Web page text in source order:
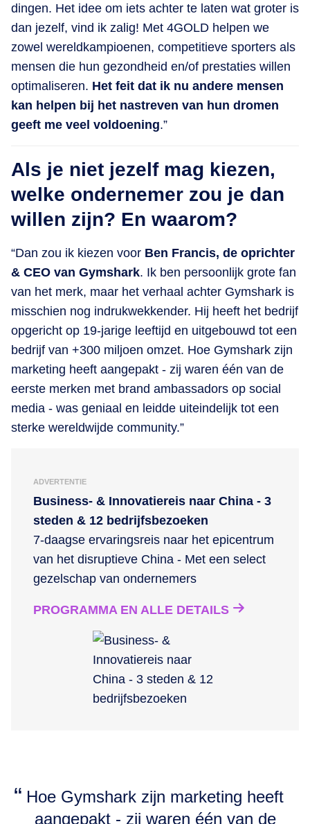
dingen. Het idee om iets achter te laten wat groter is
dan jezelf, vind ik zalig! Met 4GOLD helpen we
zowel wereldkampioenen, competitieve sporters als
mensen die hun gezondheid en/of prestaties willen
optimaliseren. Het feit dat ik nu andere mensen
kan helpen bij het nastreven van hun dromen
geeft me veel voldoening.”
Als je niet jezelf mag kiezen,
welke ondernemer zou je dan
willen zijn? En waarom?
“Dan zou ik kiezen voor Ben Francis, de oprichter
& CEO van Gymshark. Ik ben persoonlijk grote fan
van het merk, maar het verhaal achter Gymshark is
misschien nog indrukwekkender. Hij heeft het bedrijf
opgericht op 19-jarige leeftijd en uitgebouwd tot een
bedrijf van +300 miljoen omzet. Hoe Gymshark zijn
marketing heeft aangepakt - zij waren één van de
eerste merken met brand ambassadors op social
media - was geniaal en leidde uiteindelijk tot een
sterke wereldwijde community.”
ADVERTENTIE
Business- & Innovatiereis naar China - 3
steden & 12 bedrijfsbezoeken
7-daagse ervaringsreis naar het epicentrum
van het disruptieve China - Met een select
gezelschap van ondernemers
PROGRAMMA EN ALLE DETAILS
Hoe Gymshark zijn marketing heeft
aangepakt - zij waren één van de